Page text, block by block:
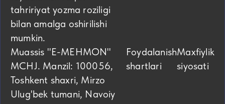
tahririyat yozma roziligi
bilan amalga oshirilishi
mumkin.
Muassis "E-MEHMON"
MCHJ. Manzil: 100056,
Toshkent shaxri, Mirzo
Ulug'bek tumani, Navoiy
Foydalanish
shartlari
Maxfiylik
siyosati